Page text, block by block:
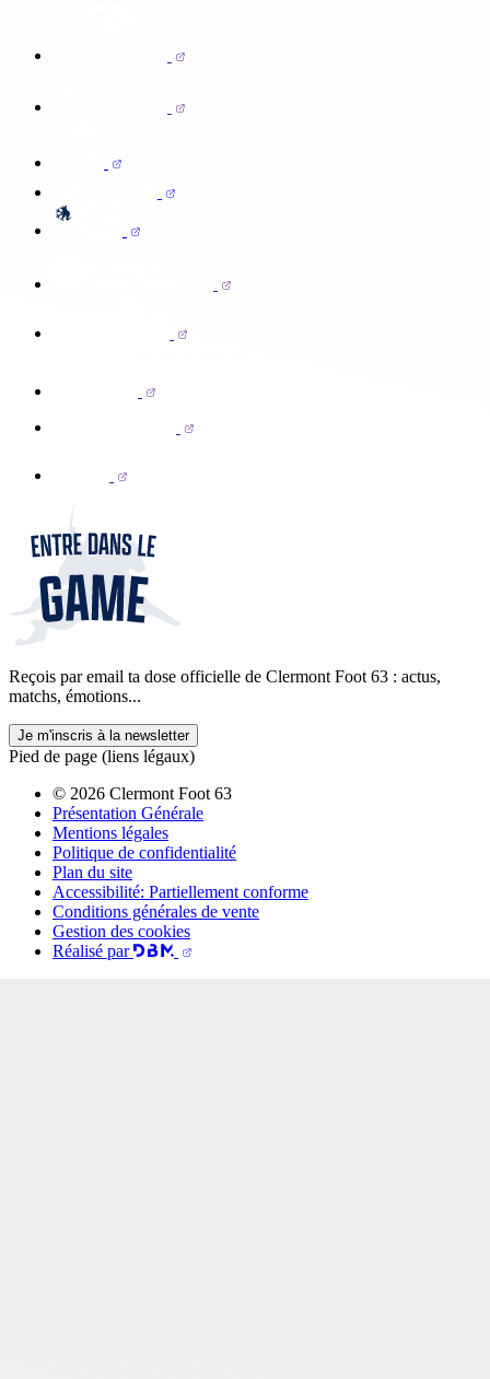
Reçois par email ta dose officielle de Clermont Foot 63 : actus,
matchs, émotions...
Je m'inscris à la newsletter
Pied de page (liens légaux)
© 2026 Clermont Foot 63
Présentation Générale
Mentions légales
Politique de confidentialité
Plan du site
Accessibilité: Partiellement conforme
Conditions générales de vente
Gestion des cookies
Réalisé par